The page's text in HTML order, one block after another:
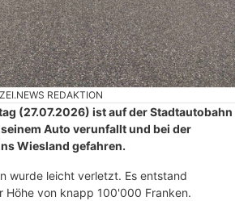
REDAKTION
(27.07.2026) ist auf der Stadtautobahn
Auto verunfallt und bei der
Wiesland gefahren.
wurde leicht verletzt. Es entstand
Höhe von knapp 100'000 Franken.